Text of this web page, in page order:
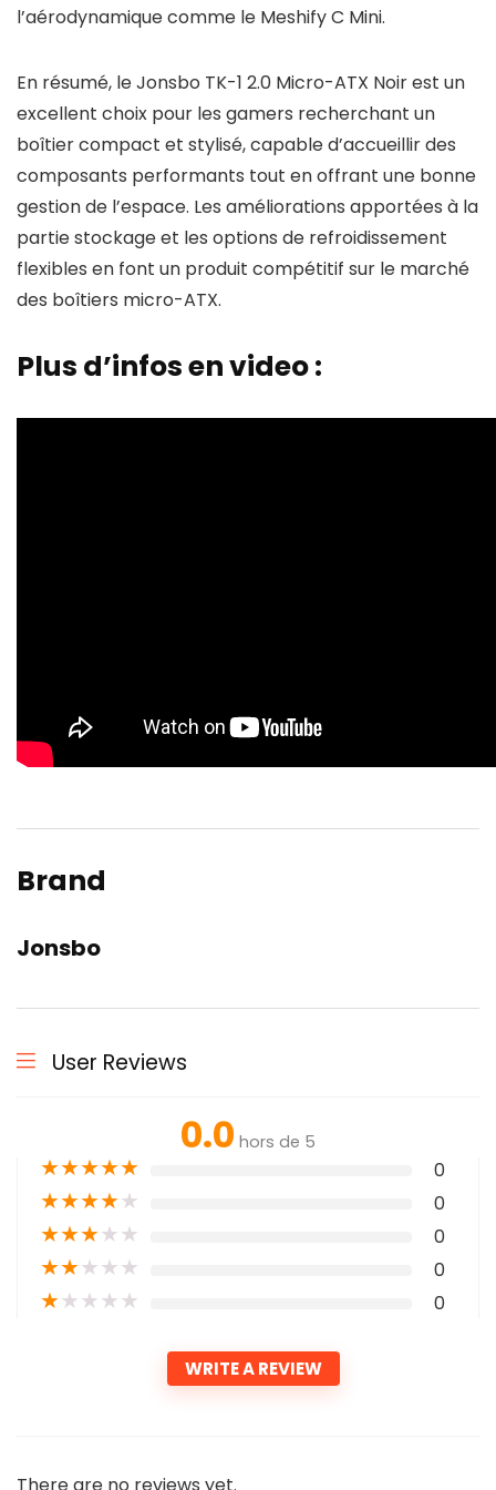
l’aérodynamique comme le Meshify C Mini.
En résumé, le Jonsbo TK-1 2.0 Micro-ATX Noir est un
excellent choix pour les gamers recherchant un
boîtier compact et stylisé, capable d’accueillir des
composants performants tout en offrant une bonne
gestion de l’espace. Les améliorations apportées à la
partie stockage et les options de refroidissement
flexibles en font un produit compétitif sur le marché
des boîtiers micro-ATX.
Plus d’infos en video :
Brand
Jonsbo
User Reviews
0.0 hors de 5
★★★★★ 0
★★★★★ 0
★★★★★ 0
★★★★★ 0
★★★★★ 0
WRITE A REVIEW